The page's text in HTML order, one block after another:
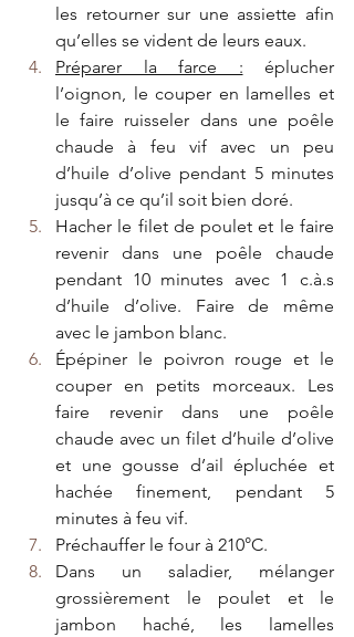
les retourner sur une assiette afin
qu’elles se vident de leurs eaux.
Préparer la farce : éplucher
l’oignon, le couper en lamelles et
le faire ruisseler dans une poêle
chaude à feu vif avec un peu
d’huile d’olive pendant 5 minutes
jusqu’à ce qu’il soit bien doré.
Hacher le filet de poulet et le faire
revenir dans une poêle chaude
pendant 10 minutes avec 1 c.à.s
d’huile d’olive. Faire de même
avec le jambon blanc.
Épépiner le poivron rouge et le
couper en petits morceaux. Les
faire revenir dans une poêle
chaude avec un filet d’huile d’olive
et une gousse d’ail épluchée et
hachée finement, pendant 5
minutes à feu vif.
Préchauffer le four à 210°C.
Dans un saladier, mélanger
grossièrement le poulet et le
jambon haché, les lamelles